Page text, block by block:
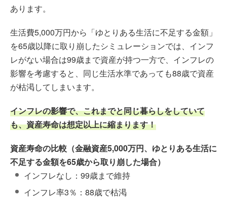
あります。
生活費5,000万円から「ゆとりある生活に不足する金額」
を65歳以降に取り崩したシミュレーションでは、インフ
レがない場合は99歳まで資産が持つ一方で、インフレの
影響を考慮すると、同じ生活水準であっても88歳で資産
が枯渇してしまいます。
インフレの影響で、これまでと同じ暮らしをしていて
も、資産寿命は想定以上に縮まります！
資産寿命の比較（金融資産5,000万円、ゆとりある生活に
不足する金額を65歳から取り崩した場合）
インフレなし：99歳まで維持
インフレ率3％：88歳で枯渇